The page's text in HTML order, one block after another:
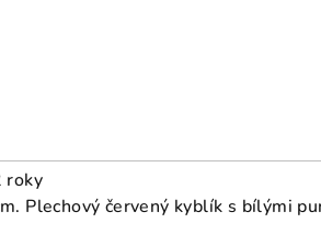
roky
Plechový červený kyblík s bílými